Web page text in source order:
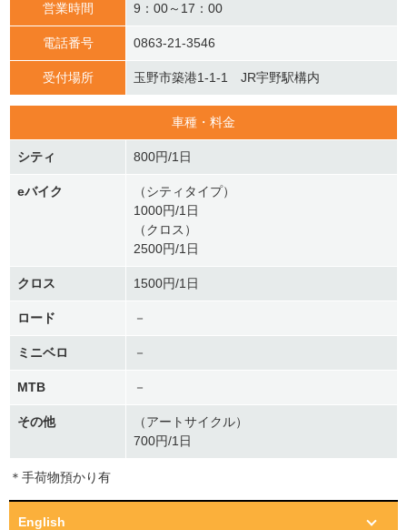
営業時間 9：00～17：00
電話番号 0863-21-3546
受付場所 玉野市築港1-1-1 JR宇野駅構内
車種・料金
シティ 800円/1日
eバイク
（シティタイプ）
1000円/1日
（クロス）
2500円/1日
クロス 1500円/1日
ロード －
ミニベロ －
MTB －
その他
（アートサイクル）
700円/1日
＊手荷物預かり有
English